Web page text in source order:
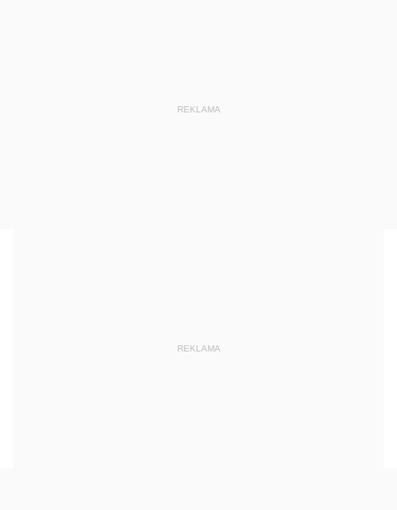
REKLAMA
REKLAMA